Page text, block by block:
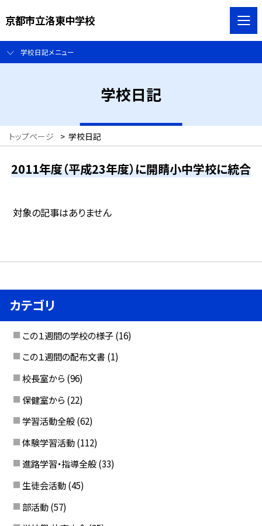
京都市立洛東中学校
学校日記メニュー
学校日記
トップページ > 学校日記
2011年度（平成23年度）に開睛小中学校に統合
対象の記事はありません
カテゴリ
この１週間の学校の様子 (16)
この１週間の配布文書 (1)
校長室から (96)
保健室から (22)
学習活動全般 (62)
体験学習活動 (112)
進路学習・指導全般 (33)
生徒会活動 (45)
部活動 (57)